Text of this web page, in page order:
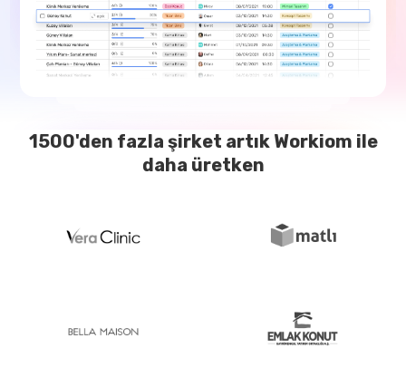
1500'den fazla şirket artık Workiom ile
daha üretken